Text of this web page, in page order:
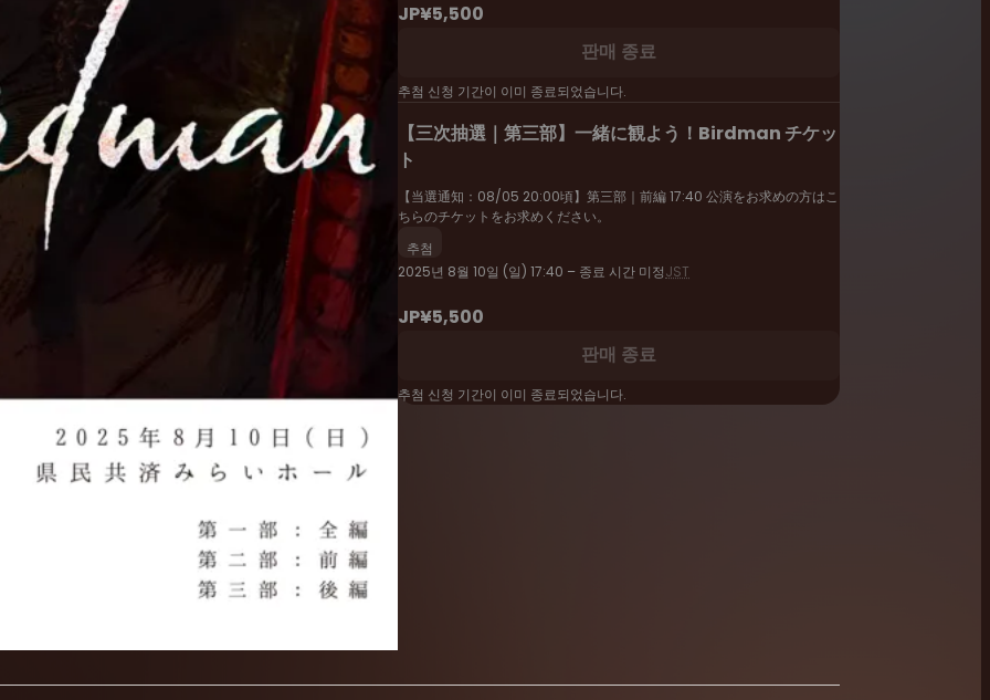
miraihall/access/ ）
い29街区>
」オリジナルグッズについて
。
JP¥5,500
판매 종료
추첨 신청 기간이 이미 종료되었습니다.
【三次抽選｜第三部】一緒に観よう！Birdman チケッ
ト
【当選通知：08/05 20:00頃】第三部｜前編 17:40 公演をお求めの方はこ
ちらのチケットをお求めください。
추첨
2025년 8월 10일 (일) 17:40 – 종료 시간 미정JST
JP¥5,500
판매 종료
추첨 신청 기간이 이미 종료되었습니다.